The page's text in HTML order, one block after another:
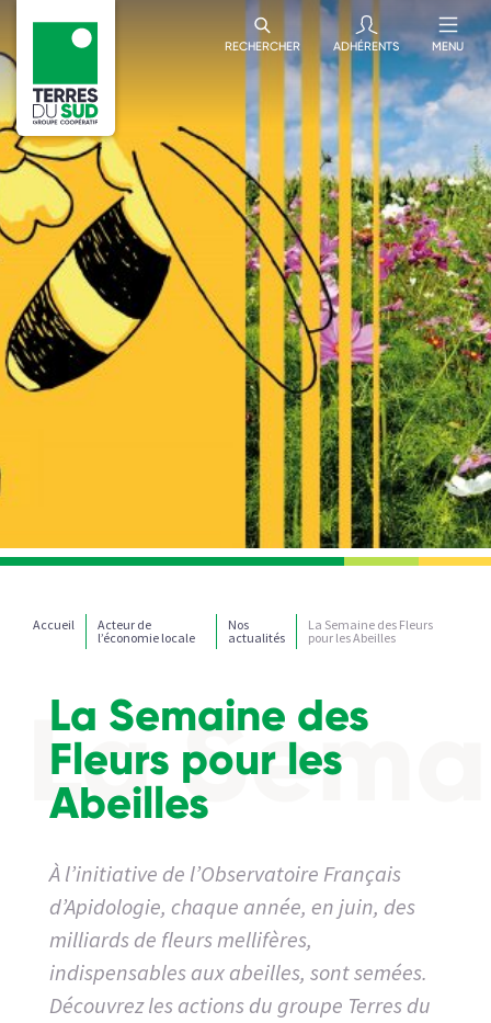
RECHERCHER ADHÉRENTS MENU
Accueil
Acteur de
l’économie locale
Nos
actualités
La Semaine des Fleurs
pour les Abeilles
La Semaine des
Fleurs pour les
Abeilles
À l’initiative de l’Observatoire Français
d’Apidologie, chaque année, en juin, des
milliards de fleurs mellifères,
indispensables aux abeilles, sont semées.
Découvrez les actions du groupe Terres du